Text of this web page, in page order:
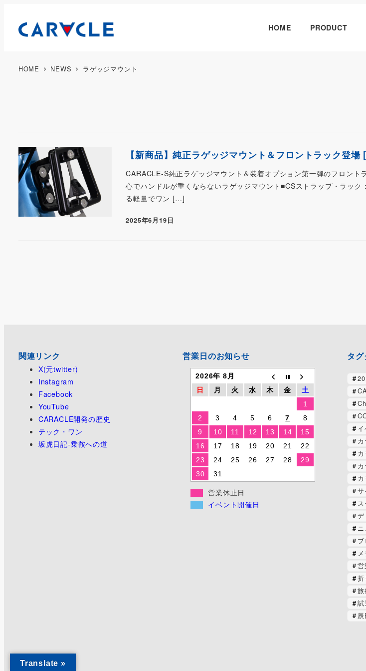
HOME PRODUCT
HOME NEWS ラゲッジマウント
【新商品】純正ラゲッジマウント＆フロントラック登
CARACLE-S純正ラゲッジマウント＆装着オプション第一弾のフロント
心でハンドルが重くならないラゲッジマウント■CSストラップ・ラック
る軽量でワン […]
2025年6月19日
関連リンク
X(元twitter)
Instagram
Facebook
YouTube
CARACLE開発の歴史
テック・ワン
坂虎日記-乗鞍への道
営業日のお知らせ
2026年 8月
日
月 火 水 木 金
土
1
2
3 4 5 6 7
8
9
10 11 12 13 14
15
16
17 18 19 20 21
22
23
24 25 26 27 28
29
30
31
営業休止日
イベント開催日
タ
イ
営
旅
試
Translate »